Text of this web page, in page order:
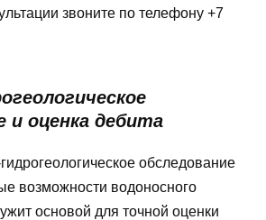
звоните по телефону +7
и оценка дебита
обследование
возможности водоносного
основой для точной оценки